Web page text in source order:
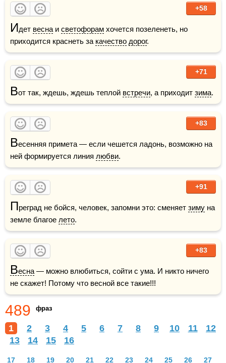
+58
Идет весна и светофорам хочется позеленеть, но
приходится краснеть за качество дорог.
+71
Вот так, ждешь, ждешь теплой встречи, а приходит зима.
+83
Весенняя примета — если чешется ладонь, возможно на
ней формируется линия любви.
+91
Преград не бойся, человек, запомни это: сменяет зиму на
земле благое лето.
+83
Весна — можно влюбиться, сойти с ума. И никто ничего
не скажет! Потому что весной все такие!!!
489 фраз
1 2 3 4 5 6 7 8 9 10 11
12
13
14 15 16
17 18 19 20 21 22 23 24 25 26 27